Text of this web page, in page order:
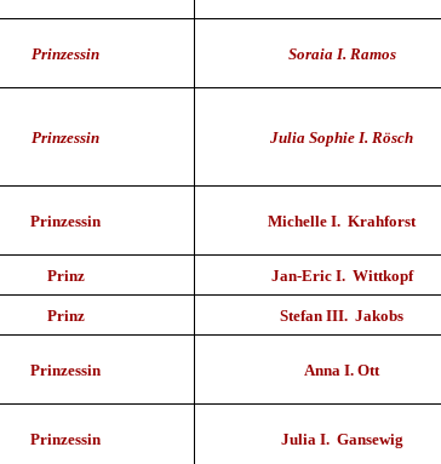
Prinzessin Soraia I. Ramos
Prinzessin Julia Sophie I. Rösch
Prinzessin Michelle I. Krahforst
Prinz Jan-Eric I. Wittkopf
Prinz Stefan III. Jakobs
Prinzessin Anna I. Ott
Prinzessin Julia I. Gansewig